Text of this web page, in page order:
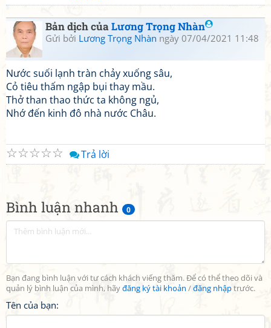
Bình luận nhanh 0
Bạn đang bình luận với tư cách khách viếng thăm. Để có thể theo dõi và
quản lý bình luận của mình, hãyđăng ký tài khoản /đăng nhậptrước.
Tên của bạn:
Bản dịch củaLương Trọng Nhàn
Gửi bởi Lương Trọng Nhàn ngày 07/04/2021 11:48
Nước suối lạnh tràn chảy xuống sâu,
Cỏ tiêu thấm ngập bụi thay mầu.
Thở than thao thức ta không ngủ,
Nhớ đến kinh đô nhà nước Châu.
☆
☆
☆
☆
☆ Trả lời